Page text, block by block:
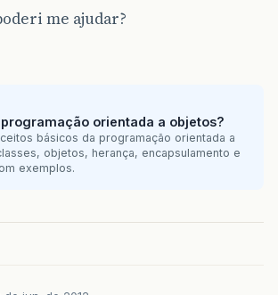
me ajudar?
programação orientada a objetos?
básicos da programação orientada a
objetos, herança, encapsulamento e
exemplos.